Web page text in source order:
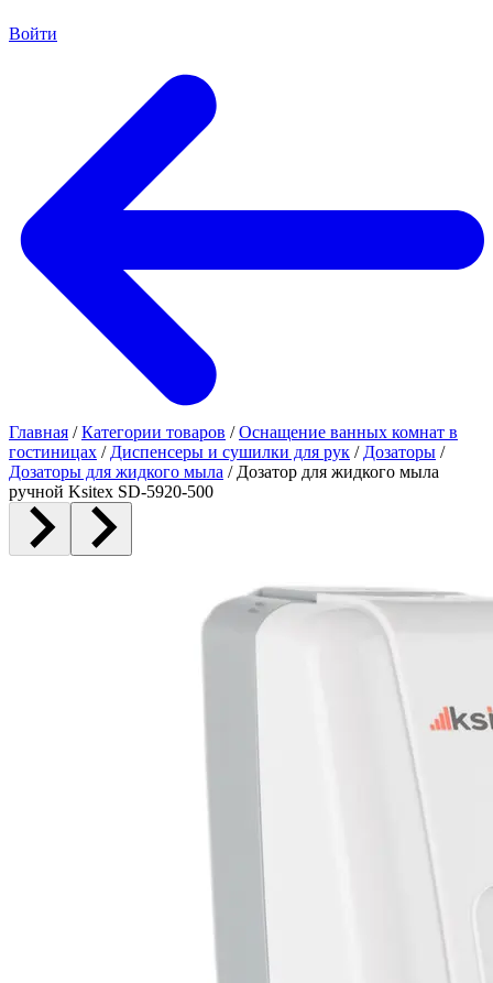
Войти
Главная / Категории товаров / Оснащение ванных комнат в
гостиницах / Диспенсеры и сушилки для рук / Дозаторы /
Дозаторы для жидкого мыла / Дозатор для жидкого мыла
ручной Ksitex SD-5920-500